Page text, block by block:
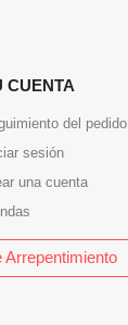
CUENTA
del pedido
sesión
una cuenta
Arrepentimiento